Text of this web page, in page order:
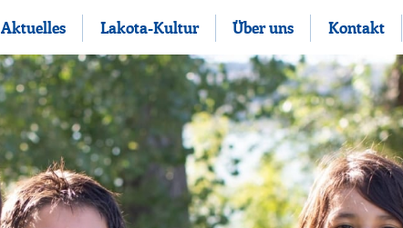
Aktuelles Lakota-Kultur Über uns Kontakt